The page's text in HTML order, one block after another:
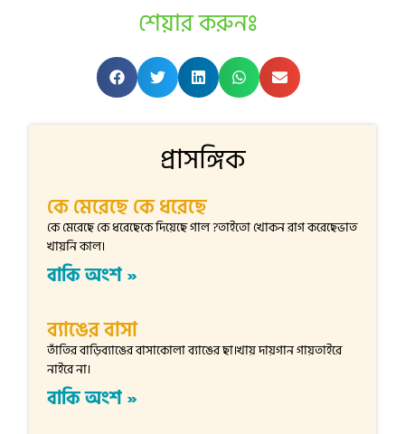
শেয়ার করুনঃ
প্রাসঙ্গিক
কে মেরেছে কে ধরেছে
কে মেরেছে কে ধরেছেকে দিয়েছে গাল ?তাইতো খোকন রাগ করেছেভাত
খায়নি কাল।
বাকি অংশ »
ব্যাঙের বাসা
তাঁতির বাড়িব্যাঙের বাসাকোলা ব্যাঙের ছা।খায় দায়গান গায়তাইরে
নাইরে না।
বাকি অংশ »